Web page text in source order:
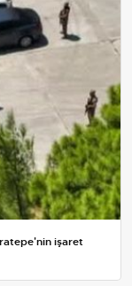
işaret